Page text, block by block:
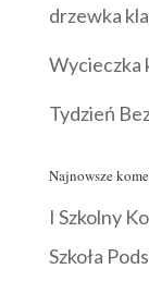
drzewka
Wycieczka
Tydzień
Najnowsze
I Szkolny
Szkoła